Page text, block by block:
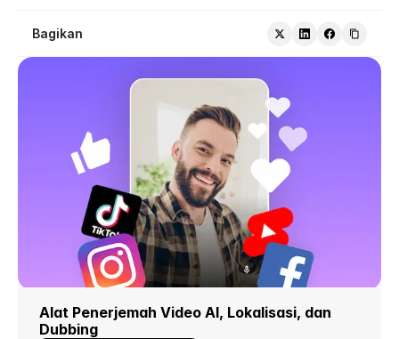
Bagikan
Alat Penerjemah Video AI, Lokalisasi, dan
Dubbing